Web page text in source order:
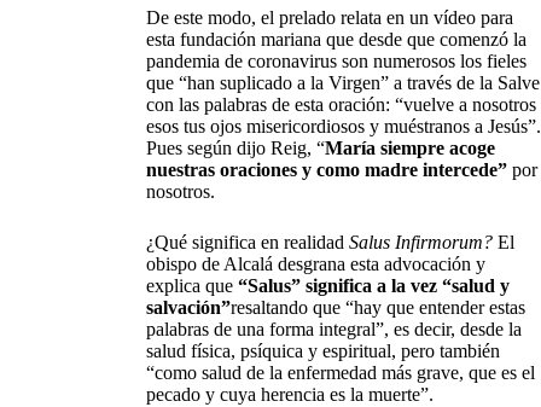
De este modo, el prelado relata en un vídeo para
esta fundación mariana que desde que comenzó la
pandemia de coronavirus son numerosos los fieles
que “han suplicado a la Virgen” a través de la Salve
con las palabras de esta oración: “vuelve a nosotros
esos tus ojos misericordiosos y muéstranos a Jesús”.
Pues según dijo Reig, “María siempre acoge
nuestras oraciones y como madre intercede”por
nosotros.
¿Qué significa en realidad Salus Infirmorum? El
obispo de Alcalá desgrana esta advocación y
explica que “Salus” significa a la vez “salud y
salvación”resaltando que “hay que entender estas
palabras de una forma integral”, es decir, desde la
salud física, psíquica y espiritual, pero también
“como salud de la enfermedad más grave, que es el
pecado y cuya herencia es la muerte”.